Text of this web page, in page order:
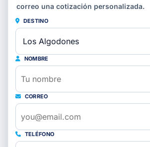
correo una cotización personalizada.
DESTINO
NOMBRE
CORREO
TELÉFONO